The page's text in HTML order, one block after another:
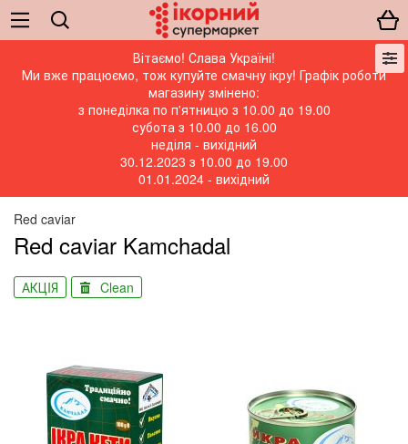
Вітаємо! Слава Україні!
Ми вже працюємо, тож купуйте смачну ікру! Графік роботи
магазину змінено:
з понеділка по п'ятницю з 10.00 до 19.00
субота з 10.00 до 16.00
неділя - вихідний
30.12.2023 з 10.00 до 19.00
01.01.2024 - вихідний
Red caviar
Red caviar Kamchadal
АКЦIЯ Clean